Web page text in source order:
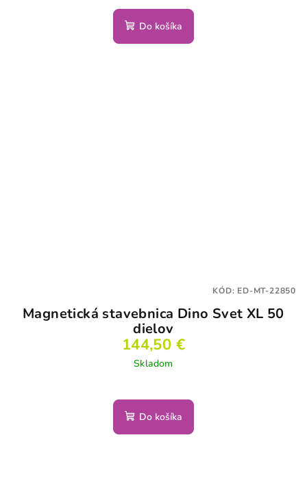
Do košíka
Magnetická stavebnica Dino Svet XL 50
dielov
144,50 €
Skladom
Do košíka
KÓD: ED-MT-22850